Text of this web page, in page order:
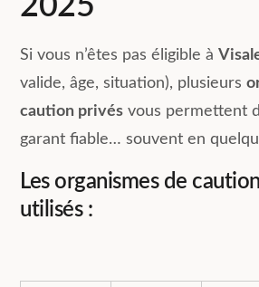
Si vous n’êtes pas éligible à
valide, âge, situation), plusieurs
caution privés vous permettent
garant fiable… souvent en
Les organismes de
utilisés :